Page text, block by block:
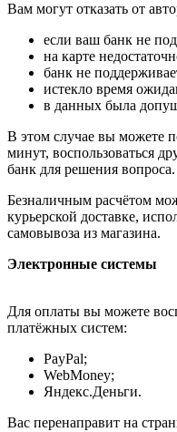
Вам могут отказать от
если ваш банк не
на карте
банк не
истекло время
в данных была
В этом случае вы можете
минут, воспользоваться
банк для решения вопроса.
Безналичным расчётом
курьерской доставке,
самовывоза из магазина.
Электронные системы
Для оплаты вы можете
платёжных систем:
PayPal;
WebMoney;
Яндекс.Деньги.
Вас перенаправит на